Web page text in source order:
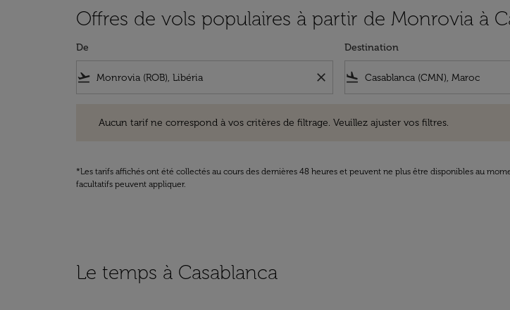
Offres de vols populaires à partir de Monrovia à
De
flight_takeoff close
Destination
flight_land
Aucun tarif ne correspond à vos critères de filtrage. Veuillez ajuster vos filtres.
*Les tarifs affichés ont été collectés au cours des dernières 48 heures et peuvent ne plus être disponibles au
facultatifs peuvent appliquer.
Le temps à Casablanca